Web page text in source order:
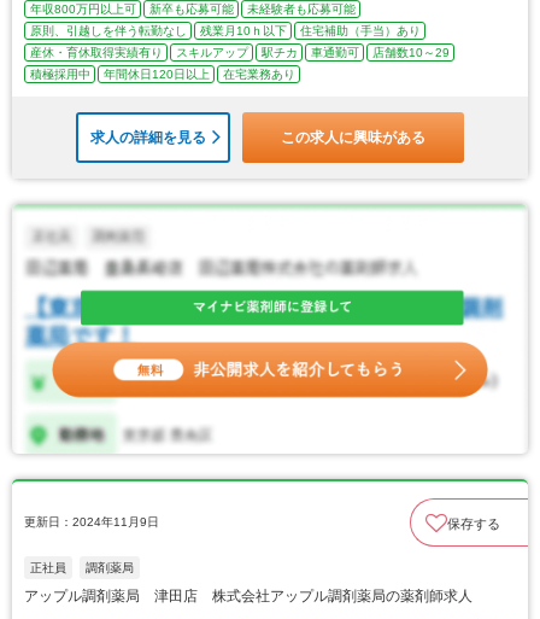
年収800万円以上可 新卒も応募可能
未経験者も応募可能
原則、引越しを伴う転勤なし
残業月10ｈ以下
住宅補助（手当）あり
産休・育休取得実績有り
スキルアップ 駅チカ 車通勤可
店舗数10～29
積極採用中
年間休日120日以上 在宅業務あり
求人の詳細を見る この求人に興味がある
更新日：2024年11月9日 保存する
正社員 調剤薬局
アップル調剤薬局 津田店 株式会社アップル調剤薬局の薬剤師求人